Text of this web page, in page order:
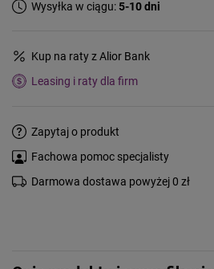
Wysyłka w ciągu:5-10 dni
Kup na raty z Alior Bank
Leasing i raty dla firm
Zapytaj o produkt
Fachowa pomoc specjalisty
Darmowa dostawa powyżej 0 zł